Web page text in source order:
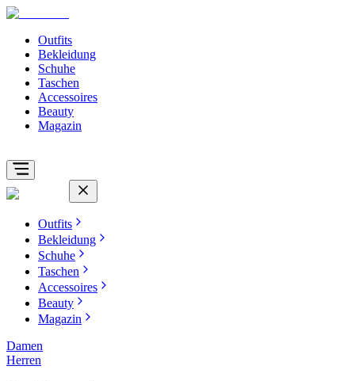
Outfits
Bekleidung
Schuhe
Taschen
Accessoires
Beauty
Magazin
Outfits
Bekleidung
Schuhe
Taschen
Accessoires
Beauty
Magazin
Damen
Herren